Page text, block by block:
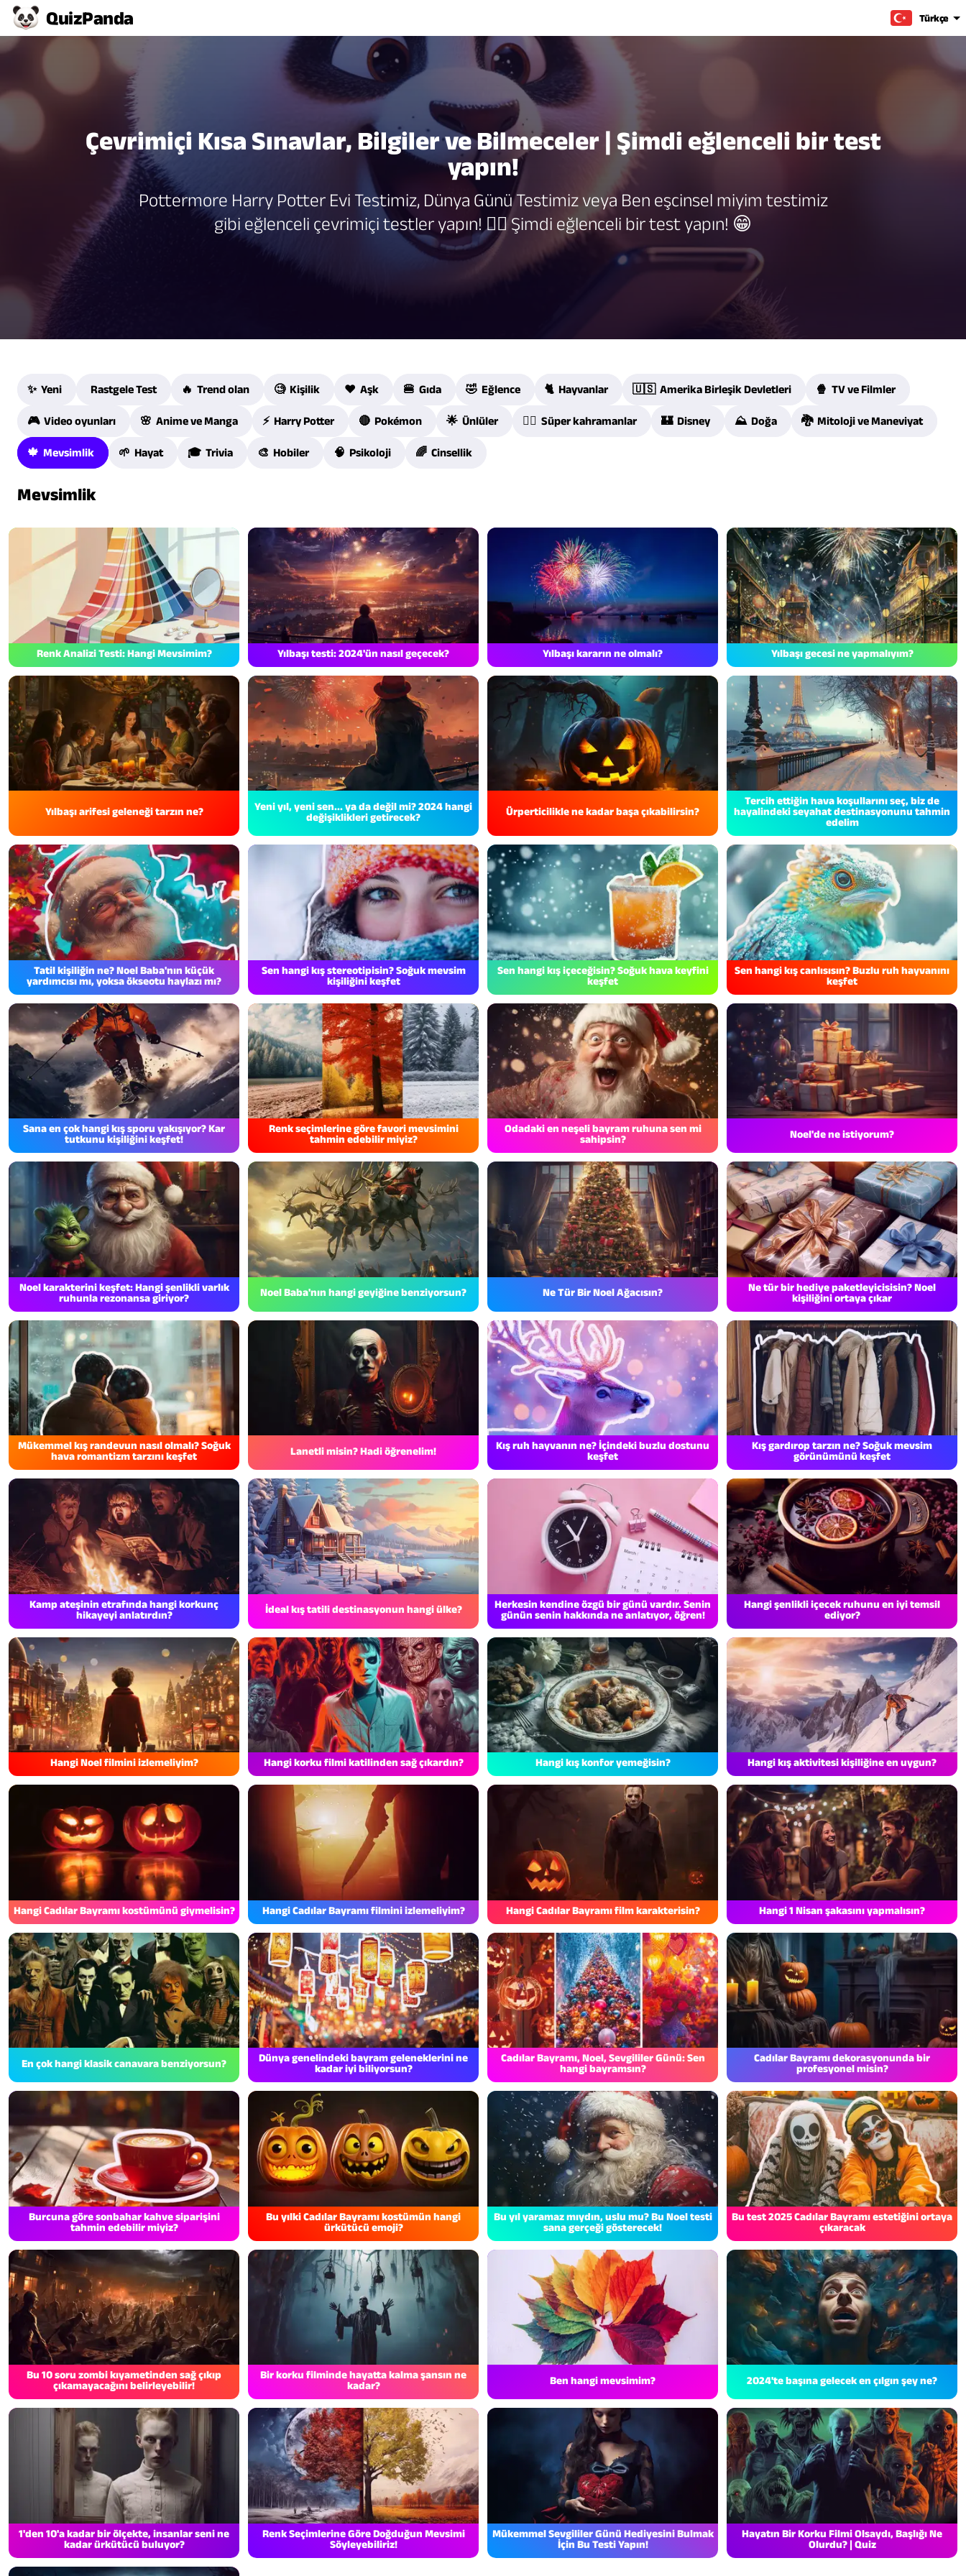
QuizPanda Türkçe
Çevrimiçi Kısa Sınavlar, Bilgiler ve Bilmeceler | Şimdi eğlenceli bir test
yapın!
Pottermore Harry Potter Evi Testimiz, Dünya Günü Testimiz veya Ben eşcinsel miyim testimiz
gibi eğlenceli çevrimiçi testler yapın! 🏳‍🌈 Şimdi eğlenceli bir test yapın! 😁
✨ Yeni Rastgele Test 🔥 Trend olan 🧐 Kişilik ❤️ Aşk 🍔 Gıda 🤣 Eğlence 🐈 Hayvanlar 🇺🇸 Amerika Birleşik Devletleri 🍿 TV ve Filmler
🎮 Video oyunları 🌸 Anime ve Manga ⚡ Harry Potter 🔴 Pokémon 🌟 Ünlüler 🦸‍♀️ Süper kahramanlar 🏰 Disney ⛰️ Doğa 🐉 Mitoloji ve Maneviyat
🍁 Mevsimlik 🌱 Hayat 🎓 Trivia 🎨 Hobiler 🧠 Psikoloji 🌈 Cinsellik
Mevsimlik
Renk Analizi Testi: Hangi Mevsimim? Yılbaşı testi: 2024'ün nasıl geçecek? Yılbaşı kararın ne olmalı? Yılbaşı gecesi ne yapmalıyım?
Yılbaşı arifesi geleneği tarzın ne?
Yeni yıl, yeni sen... ya da değil mi? 2024 hangi
değişiklikleri getirecek?
Ürperticilikle ne kadar başa çıkabilirsin?
Tercih ettiğin hava koşullarını seç, biz de
hayalindeki seyahat destinasyonunu tahmin
edelim
Tatil kişiliğin ne? Noel Baba'nın küçük
yardımcısı mı, yoksa ökseotu haylazı mı?
Sen hangi kış stereotipisin? Soğuk mevsim
kişiliğini keşfet
Sen hangi kış içeceğisin? Soğuk hava keyfini
keşfet
Sen hangi kış canlısısın? Buzlu ruh hayvanını
keşfet
Sana en çok hangi kış sporu yakışıyor? Kar
tutkunu kişiliğini keşfet!
Renk seçimlerine göre favori mevsimini
tahmin edebilir miyiz?
Odadaki en neşeli bayram ruhuna sen mi
sahipsin?
Noel'de ne istiyorum?
Noel karakterini keşfet: Hangi şenlikli varlık
ruhunla rezonansa giriyor?
Noel Baba'nın hangi geyiğine benziyorsun? Ne Tür Bir Noel Ağacısın?
Ne tür bir hediye paketleyicisisin? Noel
kişiliğini ortaya çıkar
Mükemmel kış randevun nasıl olmalı? Soğuk
hava romantizm tarzını keşfet
Lanetli misin? Hadi öğrenelim!
Kış ruh hayvanın ne? İçindeki buzlu dostunu
keşfet
Kış gardırop tarzın ne? Soğuk mevsim
görünümünü keşfet
Kamp ateşinin etrafında hangi korkunç
hikayeyi anlatırdın?
İdeal kış tatili destinasyonun hangi ülke?
Herkesin kendine özgü bir günü vardır. Senin
günün senin hakkında ne anlatıyor, öğren!
Hangi şenlikli içecek ruhunu en iyi temsil
ediyor?
Hangi Noel filmini izlemeliyim? Hangi korku filmi katilinden sağ çıkardın? Hangi kış konfor yemeğisin? Hangi kış aktivitesi kişiliğine en uygun?
Hangi Cadılar Bayramı kostümünü giymelisin? Hangi Cadılar Bayramı filmini izlemeliyim? Hangi Cadılar Bayramı film karakterisin? Hangi 1 Nisan şakasını yapmalısın?
En çok hangi klasik canavara benziyorsun?
Dünya genelindeki bayram geleneklerini ne
kadar iyi biliyorsun?
Cadılar Bayramı, Noel, Sevgililer Günü: Sen
hangi bayramsın?
Cadılar Bayramı dekorasyonunda bir
profesyonel misin?
Burcuna göre sonbahar kahve siparişini
tahmin edebilir miyiz?
Bu yılki Cadılar Bayramı kostümün hangi
ürkütücü emoji?
Bu yıl yaramaz mıydın, uslu mu? Bu Noel testi
sana gerçeği gösterecek!
Bu test 2025 Cadılar Bayramı estetiğini ortaya
çıkaracak
Bu 10 soru zombi kıyametinden sağ çıkıp
çıkamayacağını belirleyebilir!
Bir korku filminde hayatta kalma şansın ne
kadar?
Ben hangi mevsimim? 2024'te başına gelecek en çılgın şey ne?
1'den 10'a kadar bir ölçekte, insanlar seni ne
kadar ürkütücü buluyor?
Renk Seçimlerine Göre Doğduğun Mevsimi
Söyleyebiliriz!
Mükemmel Sevgililer Günü Hediyesini Bulmak
İçin Bu Testi Yapın!
Hayatın Bir Korku Filmi Olsaydı, Başlığı Ne
Olurdu? | Quiz